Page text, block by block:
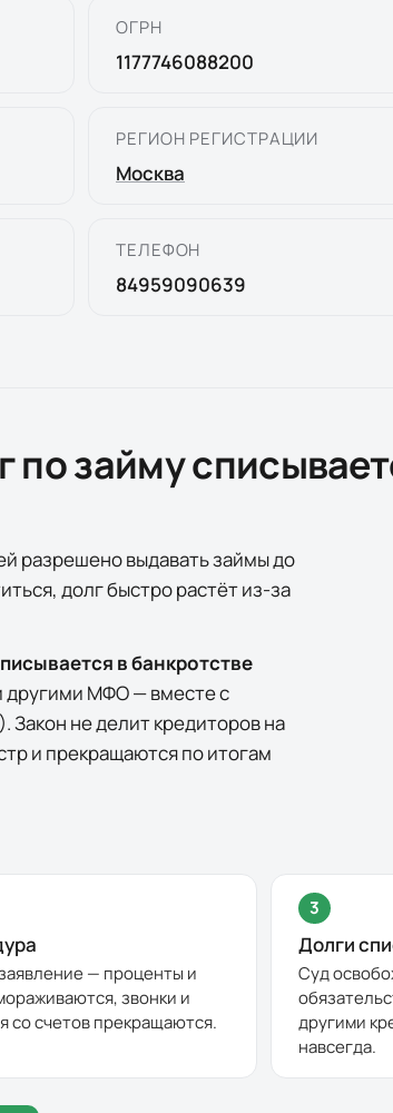
ОГРН
1177746088200
РЕГИОН РЕГИСТРАЦИИ
Москва
ТЕЛЕФОН
84959090639
по займу
разрешено выдавать займы до
долг быстро растёт из-за
в банкротстве
другими МФО — вместе с
не делит кредиторов на
и прекращаются по итогам
— проценты и
звонки и
со счетов прекращаются.
3
Долги
Суд
другими
навсегда.